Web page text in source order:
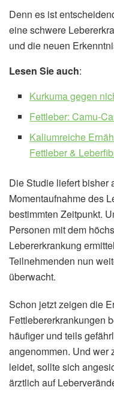
Denn es ist
eine schwere
und die neuen
Lesen Sie auch:
Kurkuma gegen
Fettleber: Camu-
Kaliumreiche
Fettleber &
Die Studie liefert bisher
Momentaufnahme des
bestimmten Zeitpunkt.
Personen mit dem
Lebererkrankung
Teilnehmenden nun
überwacht.
Schon jetzt zeigen die
Fettlebererkrankungen
häufiger und teils
angenommen. Und wer
leidet, sollte sich
ärztlich auf